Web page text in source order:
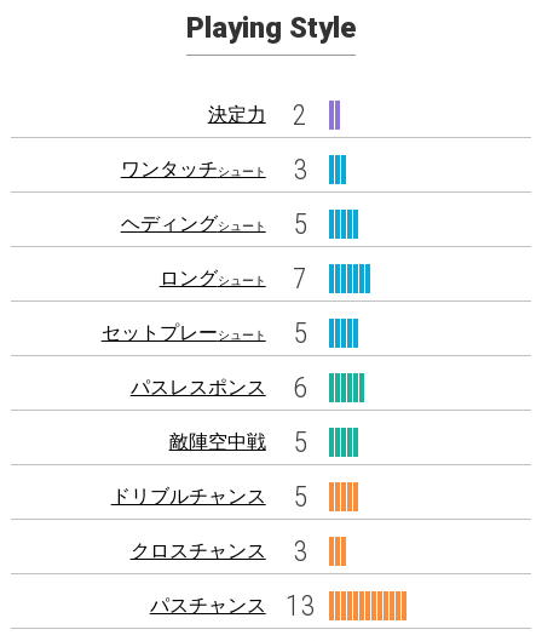
Playing Style
決定力 2
ワンタッチシュート 3
ヘディングシュート 5
ロングシュート 7
セットプレーシュート 5
パスレスポンス 6
敵陣空中戦 5
ドリブルチャンス 5
クロスチャンス 3
パスチャンス 13